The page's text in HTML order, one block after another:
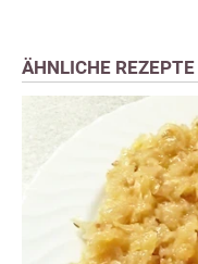
ÄHNLICHE REZEPTE